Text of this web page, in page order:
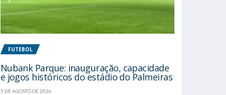
FUTEBOL
Nubank Parque: inauguração, capacidade
e jogos históricos do estádio do Palmeiras
5 DE AGOSTO DE 2026